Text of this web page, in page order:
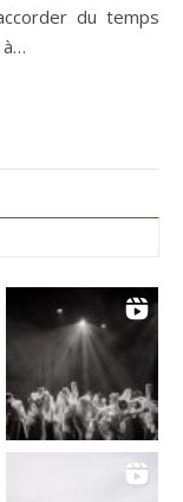
du temps
à…